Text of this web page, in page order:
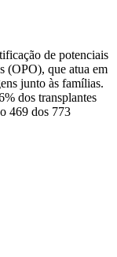
de potenciais
(OPO), que atua em
junto às famílias.
dos transplantes
469 dos 773